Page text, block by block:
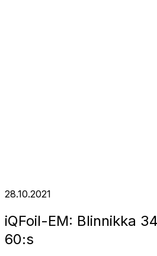
28.10.2021
iQFoil-EM: Blinnikka
60:s